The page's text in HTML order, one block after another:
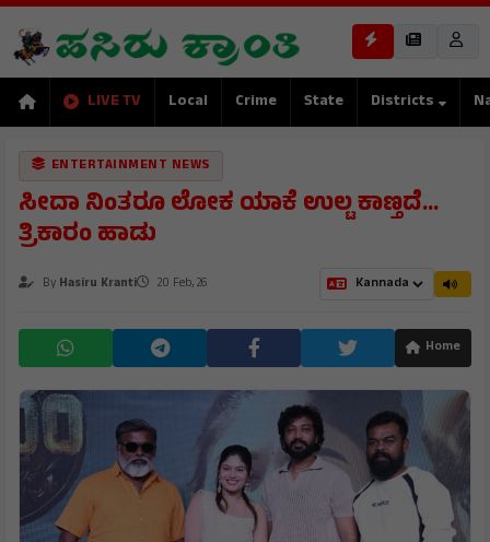
LIVE TV Local Crime State Districts
ENTERTAINMENT NEWS
ಸೀದಾ ನಿಂತರೂ ಲೋಕ ಯಾಕೆ ಉಲ್ಟ ಕಾಣ್ತದೆ...
ತ್ರಿಕಾರಂ ಹಾಡು
By Hasiru Kranti 20 Feb, 26
Home